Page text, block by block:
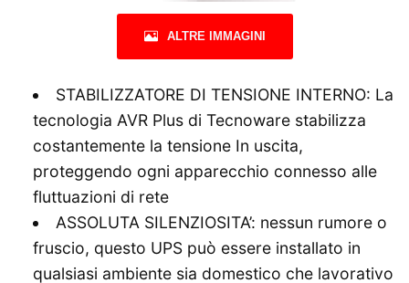
ALTRE IMMAGINI
STABILIZZATORE DI TENSIONE INTERNO: La
tecnologia AVR Plus di Tecnoware stabilizza
costantemente la tensione In uscita,
proteggendo ogni apparecchio connesso alle
fluttuazioni di rete
ASSOLUTA SILENZIOSITA’: nessun rumore o
fruscio, questo UPS può essere installato in
qualsiasi ambiente sia domestico che lavorativo